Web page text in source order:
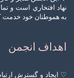
نهاد افتخاري است و
به هموطنان خود خدمت
اهداف انجمن
♡ ايجاد و گسترش